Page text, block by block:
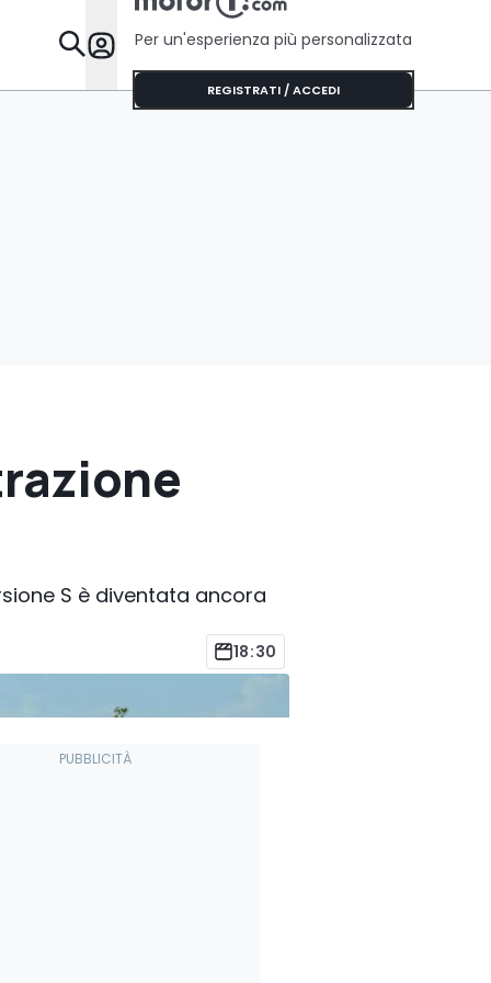
Da Sapere
Per un'esperienza più personalizzata
REGISTRATI / ACCEDI
S è diventata ancora
18:30